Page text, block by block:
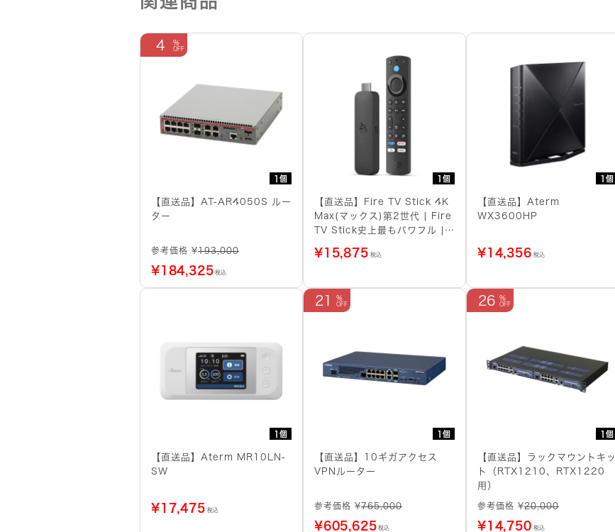
1個
4
【直送品】AT-AR4050S ルー
ター
参考価格 ¥193,000
¥184,325 税込
1個
【直送品】Fire TV Stick 4K
Max(マックス)第2世代 | Fire
TV Stick史上最もパワフル |
ヤー
¥15,875 税込
1個
【直送品】Aterm
WX3600HP
¥14,356 税込
1個
【直送品】Aterm MR10LN-
SW
¥17,475 税込
1個
21
【直送品】10ギガアクセス
VPNルーター
参考価格 ¥765,000
¥605,625 税込
1個
26
【直送品】ラックマウントキッ
ト（RTX1210、RTX1220
用）
参考価格 ¥20,000
¥14,750 税込